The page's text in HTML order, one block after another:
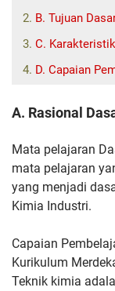
B. Tujuan
C.
D. Capaian
A. Rasional
Mata pelajaran
mata pelajaran
yang menjadi
Kimia Industri.
Capaian
Kurikulum
Teknik kimia